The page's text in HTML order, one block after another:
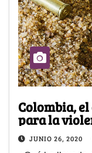
Colombia,
para la
JUNIO 26, 2020